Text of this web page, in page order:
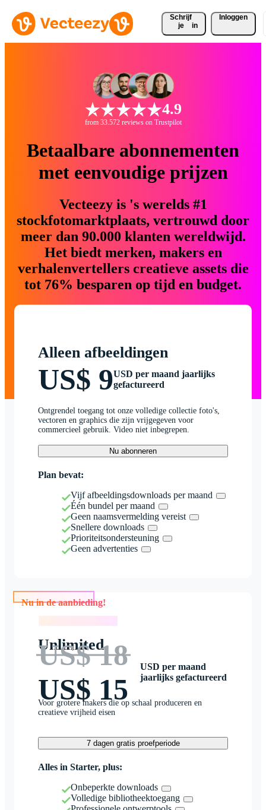
Schrijf
je
in
Inloggen
4.9
from 33.572 reviews on Trustpilot
Betaalbare abonnementen
met eenvoudige prijzen
Vecteezy is 's werelds #1
stockfotomarktplaats, vertrouwd door
meer dan 90.000 klanten wereldwijd.
Het biedt merken, makers en
verhalenvertellers creatieve assets die
tot 76% besparen op tijd en budget.
Alleen afbeeldingen
US$ 9USD per maand jaarlijks
gefactureerd
Ontgrendel toegang tot onze volledige collectie foto's,
vectoren en graphics die zijn vrijgegeven voor
commercieel gebruik. Video niet inbegrepen.
Nu abonneren
Plan bevat:
Vijf afbeeldingsdownloads per maand
Één bundel per maand
Geen naamsvermelding vereist
Snellere downloads
Prioriteitsondersteuning
Geen advertenties
Nu in de aanbieding!
Unlimited
US$ 18
US$ 15
USD per maand
jaarlijks gefactureerd
Voor grotere makers die op schaal produceren en
creatieve vrijheid eisen
7 dagen gratis proefperiode
Alles in Starter, plus:
Onbeperkte downloads
Volledige bibliotheektoegang